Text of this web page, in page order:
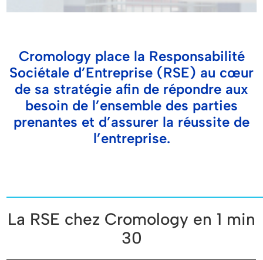
Cromology place la Responsabilité
Sociétale d’Entreprise (RSE) au cœur
de sa stratégie afin de répondre aux
besoin de l’ensemble des parties
prenantes et d’assurer la réussite de
l’entreprise.
La RSE chez Cromology en 1 min
30